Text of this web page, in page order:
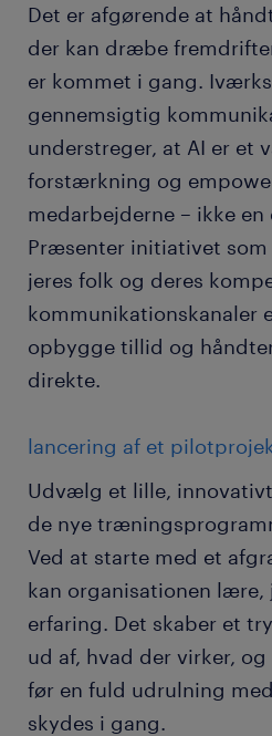
Det er afgørende at
der kan dræbe
er kommet i gang.
gennemsigtig
understreger, at AI er et
forstærkning og
medarbejderne – ikke
Præsenter initiativet som
jeres folk og deres
kommunikationskanaler
opbygge tillid og
direkte.
lancering af et
Udvælg et lille,
de nye
Ved at starte med et
kan organisationen
erfaring. Det skaber et
ud af, hvad der virker,
før en fuld udrulning
skydes i gang.